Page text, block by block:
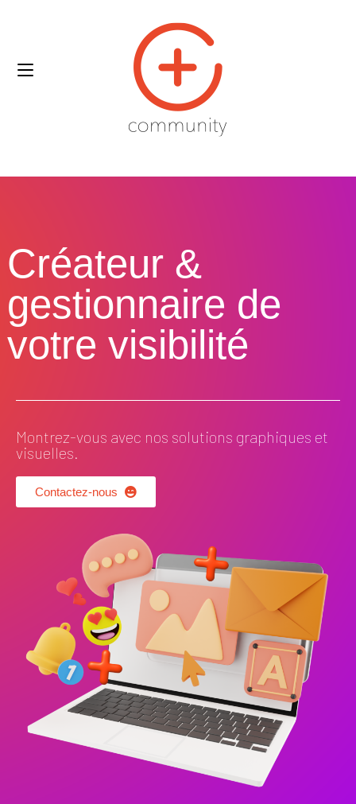
Créateur &
gestionnaire de
votre visibilité​
Montrez-vous avec nos solutions graphiques et
visuelles.
Contactez-nous